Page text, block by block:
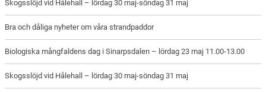
Skogsslöjd vid Hålehall – lördag 30 maj-söndag 31 maj
Bra och dåliga nyheter om våra strandpaddor
Biologiska mångfaldens dag i Sinarpsdalen – lördag 23 maj 11.00-13.00
Skogsslöjd vid Hålehall – lördag 30 maj-söndag 31 maj